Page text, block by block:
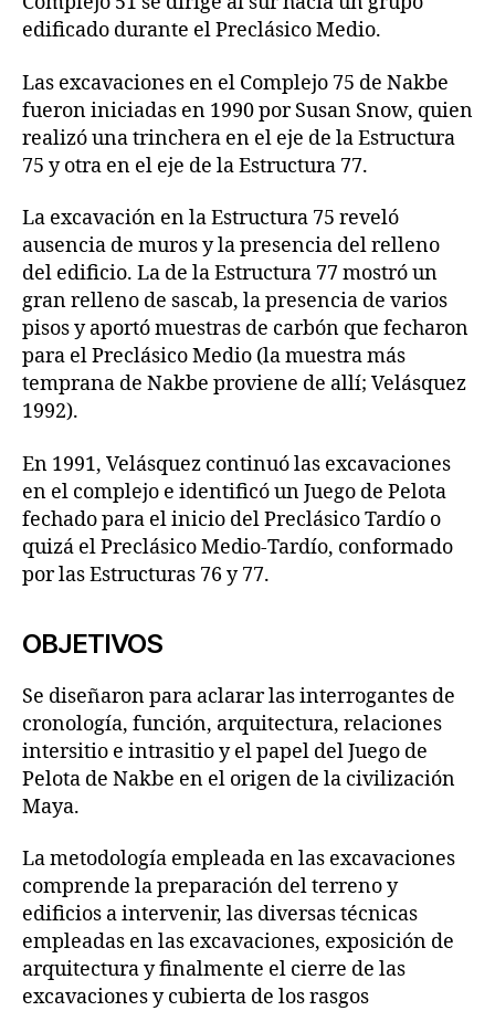
edificado durante el Preclásico Medio.
Las excavaciones en el Complejo 75 de Nakbe
fueron iniciadas en 1990 por Susan Snow, quien
realizó una trinchera en el eje de la Estructura
75 y otra en el eje de la Estructura 77.
La excavación en la Estructura 75 reveló
ausencia de muros y la presencia del relleno
del edificio. La de la Estructura 77 mostró un
gran relleno de sascab, la presencia de varios
pisos y aportó muestras de carbón que fecharon
para el Preclásico Medio (la muestra más
temprana de Nakbe proviene de allí; Velásquez
1992).
En 1991, Velásquez continuó las excavaciones
en el complejo e identificó un Juego de Pelota
fechado para el inicio del Preclásico Tardío o
quizá el Preclásico Medio-Tardío, conformado
por las Estructuras 76 y 77.
OBJETIVOS
Se diseñaron para aclarar las interrogantes de
cronología, función, arquitectura, relaciones
intersitio e intrasitio y el papel del Juego de
Pelota de Nakbe en el origen de la civilización
Maya.
La metodología empleada en las excavaciones
comprende la preparación del terreno y
edificios a intervenir, las diversas técnicas
empleadas en las excavaciones, exposición de
arquitectura y finalmente el cierre de las
excavaciones y cubierta de los rasgos